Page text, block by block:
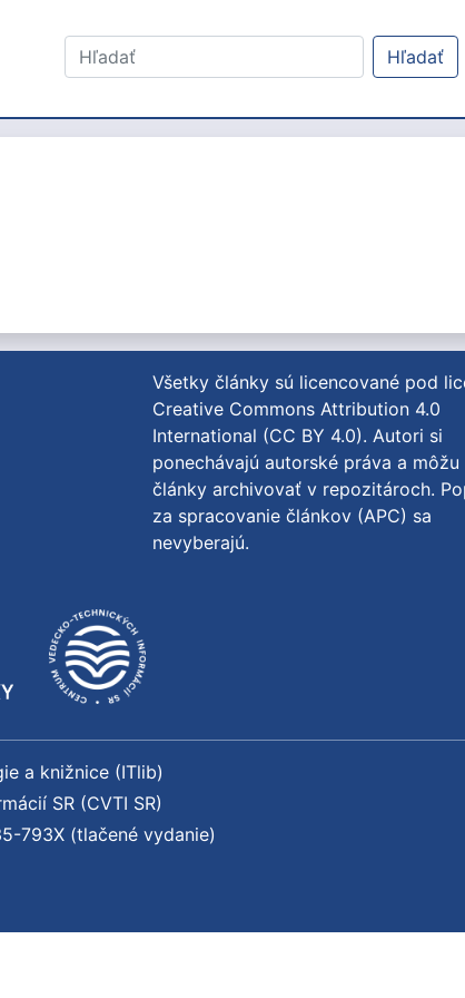
Hľadať
Všetky články sú licencované pod
Creative Commons Attribution 4.0
International (CC BY 4.0). Autori si
ponechávajú autorské práva a môžu
články archivovať v repozitároch.
za spracovanie článkov (APC) sa
nevyberajú.
a knižnice (ITlib)
SR (CVTI SR)
793X (tlačené vydanie)